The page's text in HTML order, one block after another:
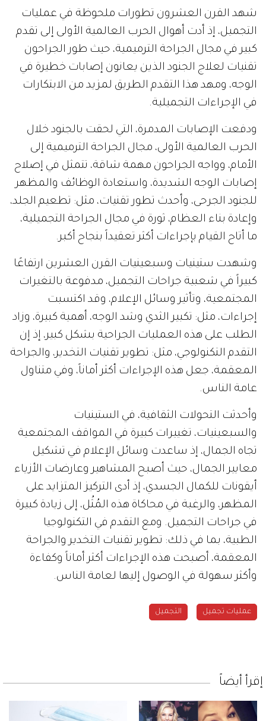
شهد القرن العشرون تطورات ملحوظة في عمليات
التجميل، إذ أدت أهوال الحرب العالمية الأولى إلى تقدم
كبير في مجال الجراحة الترميمية، حيث طور الجراحون
تقنيات لعلاج الجنود الذين يعانون إصابات خطيرة في
الوجه، ومهد هذا التقدم الطريق لمزيد من الابتكارات
في الإجراءات التجميلية.
ودفعت الإصابات المدمرة، التي لحقت بالجنود خلال
الحرب العالمية الأولى، مجال الجراحة الترميمية إلى
الأمام، وواجه الجراحون مهمة شاقة، تتمثل في إصلاح
إصابات الوجه الشديدة، واستعادة الوظائف والمظهر
للجنود الجرحى، وأحدث تطور تقنيات، مثل: تطعيم الجلد،
وإعادة بناء العظام، ثورة في مجال الجراحة التجميلية،
ما أتاح القيام بإجراءات أكثر تعقيداً بنجاح أكبر.
وشهدت ستينيات وسبعينيات القرن العشرين ارتفاعًا
كبيراً في شعبية جراحات التجميل، مدفوعة بالتغيرات
المجتمعية، وتأثير وسائل الإعلام، وقد اكتسبت
إجراءات، مثل: تكبير الثدي وشد الوجه، أهمية كبيرة، وزاد
الطلب على هذه العمليات الجراحية بشكل كبير، إذ إن
التقدم التكنولوجي، مثل: تطوير تقنيات التخدير، والجراحة
المعقمة، جعل هذه الإجراءات أكثر أماناً، وفي متناول
عامة الناس.
وأحدثت التحولات الثقافية، في الستينيات
والسبعينيات، تغييرات كبيرة في المواقف المجتمعية
تجاه الجمال، إذ ساعدت وسائل الإعلام في تشكيل
معايير الجمال، حيث أصبح المشاهير وعارضات الأزياء
أيقونات للكمال الجسدي، إذ أدى التركيز المتزايد على
المظهر، والرغبة في محاكاة هذه المُثُل، إلى زيادة كبيرة
في جراحات التجميل. ومع التقدم في التكنولوجيا
الطبية، بما في ذلك: تطوير تقنيات التخدير والجراحة
المعقمة، أصبحت هذه الإجراءات أكثر أماناً وكفاءة
وأكثر سهولة في الوصول إليها لعامة الناس.
عمليات تجميل التجميل
إقرأ أيضاً